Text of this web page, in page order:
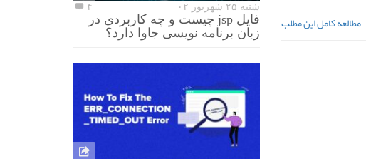
مطالعه کامل این مطلب
شنبه ۲۵ شهریور ۰۲ ۴
فایل jsp چیست و چه کاربردی در
زبان برنامه نویسی جاوا دارد؟